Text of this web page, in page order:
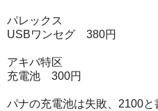
パレックス
USBワンセグ 380円
アキバ特区
充電池 300円
パナの充電池は失敗、2100